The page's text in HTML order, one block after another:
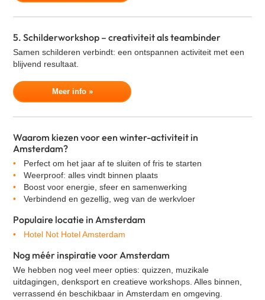
5. Schilderworkshop – creativiteit als teambinder
Samen schilderen verbindt: een ontspannen activiteit met een
blijvend resultaat.
Meer info »
Waarom kiezen voor een winter-activiteit in
Amsterdam?
Perfect om het jaar af te sluiten of fris te starten
Weerproof: alles vindt binnen plaats
Boost voor energie, sfeer en samenwerking
Verbindend en gezellig, weg van de werkvloer
Populaire locatie in Amsterdam
Hotel Not Hotel Amsterdam
Nog méér inspiratie voor Amsterdam
We hebben nog veel meer opties: quizzen, muzikale
uitdagingen, denksport en creatieve workshops. Alles binnen,
verrassend én beschikbaar in Amsterdam en omgeving.